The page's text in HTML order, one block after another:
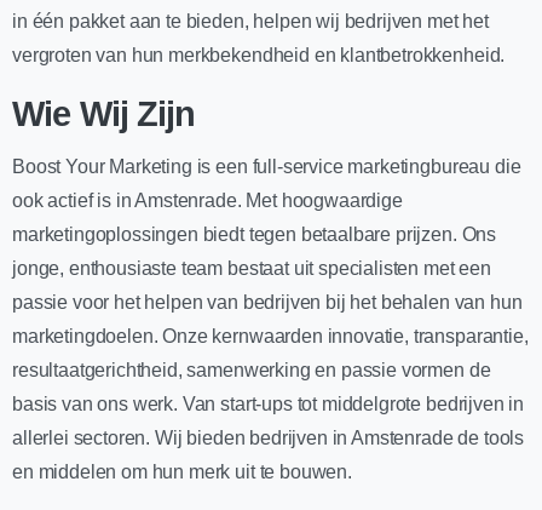
in één pakket aan te bieden, helpen wij bedrijven met het
vergroten van hun merkbekendheid en klantbetrokkenheid.
Wie Wij Zijn
Boost Your Marketing is een full-service marketingbureau die
ook actief is in Amstenrade. Met hoogwaardige
marketingoplossingen biedt tegen betaalbare prijzen. Ons
jonge, enthousiaste team bestaat uit specialisten met een
passie voor het helpen van bedrijven bij het behalen van hun
marketingdoelen. Onze kernwaarden innovatie, transparantie,
resultaatgerichtheid, samenwerking en passie vormen de
basis van ons werk. Van start-ups tot middelgrote bedrijven in
allerlei sectoren. Wij bieden bedrijven in Amstenrade de tools
en middelen om hun merk uit te bouwen.